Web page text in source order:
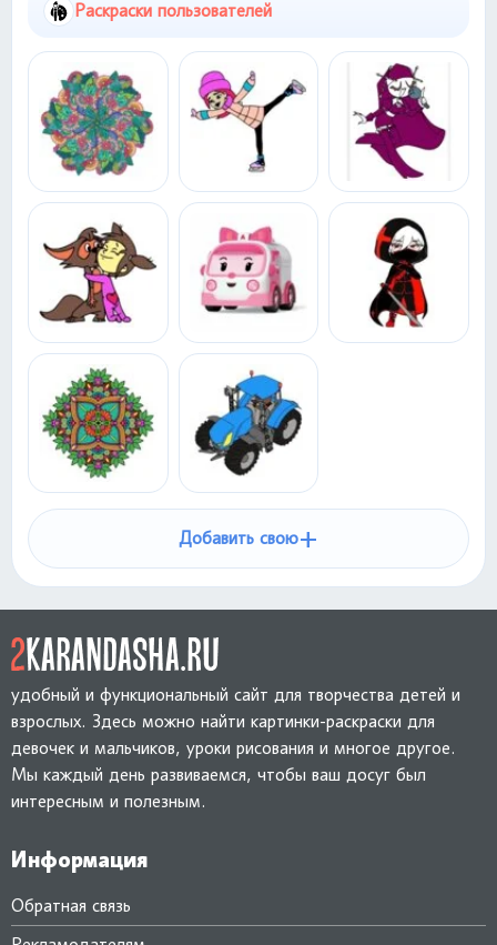
Раскраски пользователей
Добавить свою+
удобный и функциональный сайт для творчества детей и
взрослых. Здесь можно найти картинки-раскраски для
девочек и мальчиков, уроки рисования и многое другое.
Мы каждый день развиваемся, чтобы ваш досуг был
интересным и полезным.
Информация
Обратная связь